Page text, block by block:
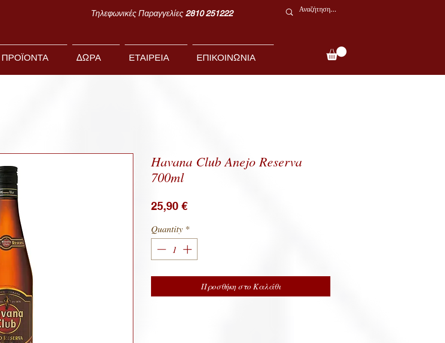
Τηλεφωνικές Παραγγελίες 2810 251222
ΠΡΟΪΟΝΤΑ ΔΩΡΑ ΕΤΑΙΡΕΙΑ ΕΠΙΚΟΙΝΩΝΙΑ
Havana Club Anejo Reserva
700ml
25,90 €Price
Quantity *
Προσθήκη στο Καλάθι